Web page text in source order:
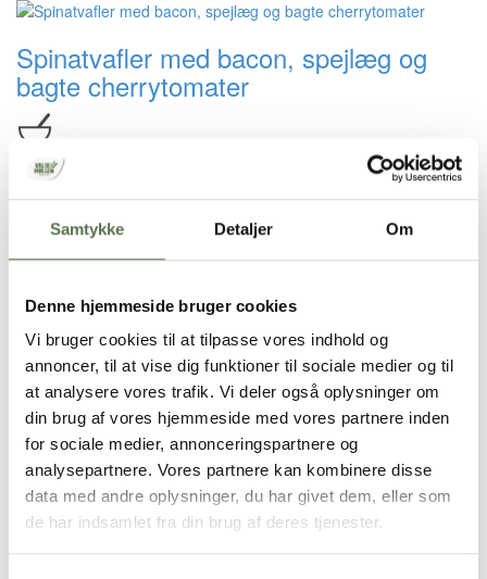
Samtykke Detaljer Om
Denne hjemmeside bruger cookies
Vi bruger cookies til at tilpasse vores indhold og
annoncer, til at vise dig funktioner til sociale medier og til
at analysere vores trafik. Vi deler også oplysninger om
din brug af vores hjemmeside med vores partnere inden
for sociale medier, annonceringspartnere og
analysepartnere. Vores partnere kan kombinere disse
data med andre oplysninger, du har givet dem, eller som
de har indsamlet fra din brug af deres tjenester.
Spinatvafler med bacon, spejlæg og
bagte cherrytomater
Køkkentid
20 min.
Morgenmadsvafler med kokoscreme
Køkkentid
30 min.
Kontakt
Havnegade 58
6700 Esbjerg, Danmark.